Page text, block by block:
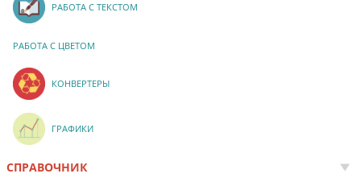
РАБОТА С ТЕКСТОМ
РАБОТА С ЦВЕТОМ
КОНВЕРТЕРЫ
ГРАФИКИ
СПРАВОЧНИК